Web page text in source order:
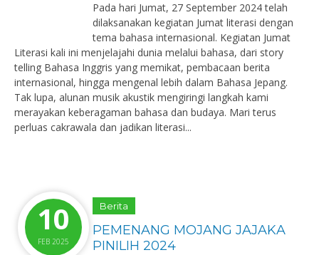
Pada hari Jumat, 27 September 2024 telah
dilaksanakan kegiatan Jumat literasi dengan
tema bahasa internasional. Kegiatan Jumat
Literasi kali ini menjelajahi dunia melalui bahasa, dari story
telling Bahasa Inggris yang memikat, pembacaan berita
internasional, hingga mengenal lebih dalam Bahasa Jepang.
Tak lupa, alunan musik akustik mengiringi langkah kami
merayakan keberagaman bahasa dan budaya. Mari terus
perluas cakrawala dan jadikan literasi...
10
FEB 2025
Berita
PEMENANG MOJANG JAJAKA
PINILIH 2024